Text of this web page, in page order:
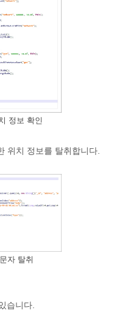
정보 확인
위치 정보를 탈취합니다.
자 탈취
습니다.